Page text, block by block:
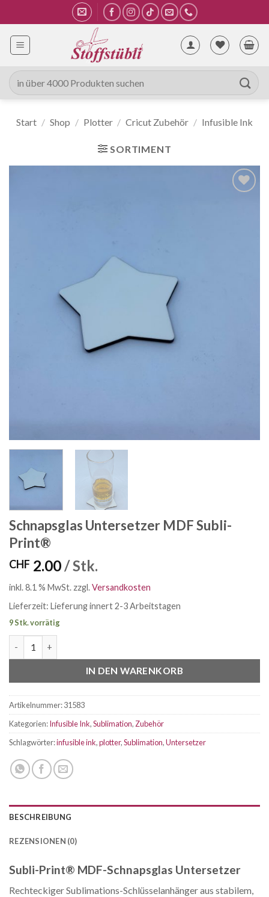
Inhalt
springen
Suche
nach:
Start / Shop / Plotter / Cricut Zubehör / Infusible Ink
SORTIMENT
Schnapsglas Untersetzer MDF Subli-
Print®
CHF 2.00/ Stk.
inkl. 8.1 % MwSt. zzgl.Versandkosten
Lieferzeit: Lieferung innert 2-3 Arbeitstagen
9 Stk. vorrätig
IN DEN WARENKORB
Artikelnummer:31583
Kategorien:Infusible Ink,Sublimation, Zubehör
Schlagwörter:infusible ink,plotter,Sublimation,Untersetzer
BESCHREIBUNG
REZENSIONEN (0)
Subli-Print® MDF-Schnapsglas Untersetzer
Rechteckiger Sublimations-Schlüsselanhänger aus stabilem,